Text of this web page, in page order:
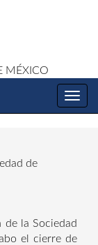
de la Sociedad
el cierre de